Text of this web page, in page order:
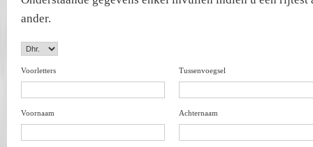
ander.
Voorletters Tussenvoegsel
Voornaam Achternaam